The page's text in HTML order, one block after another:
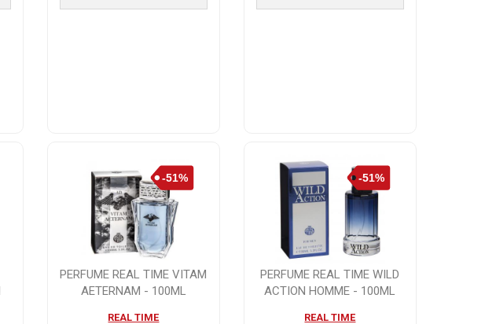
PERFUME REAL TIME VITAM
AETERNAM - 100ML
REAL TIME
PERFUME REAL TIME WILD
ACTION HOMME - 100ML
REAL TIME